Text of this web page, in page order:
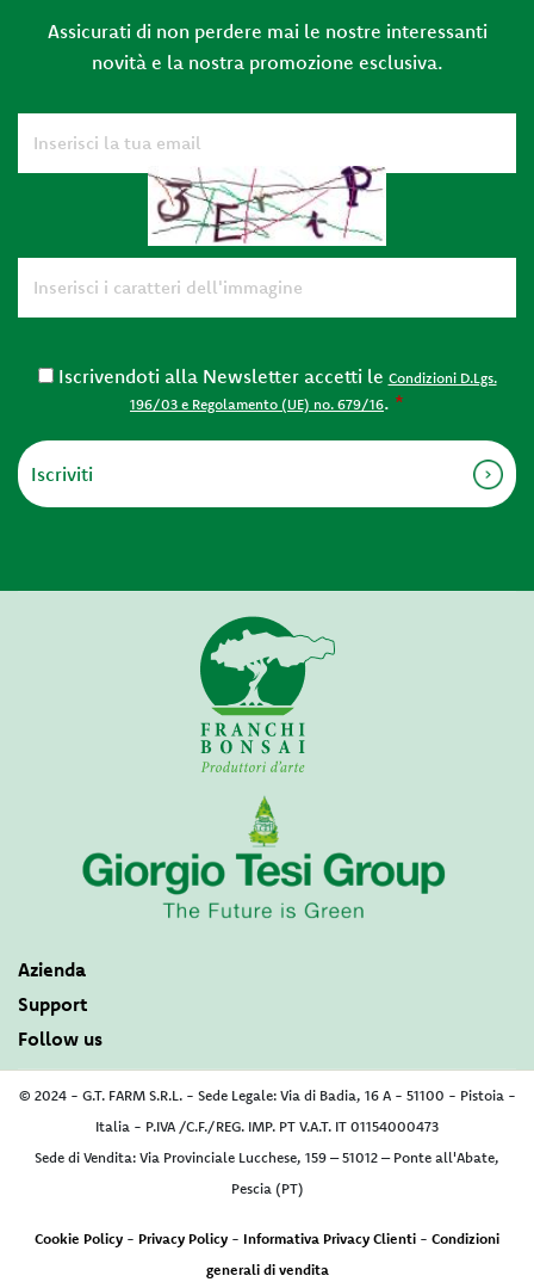
Assicurati di non perdere mai le nostre interessanti
novità e la nostra promozione esclusiva.
Iscrivendoti alla Newsletter accetti le Condizioni D.Lgs.
196/03 e Regolamento (UE) no. 679/16. *
Azienda
Support
Follow us
© 2024 - G.T. FARM S.R.L. - Sede Legale: Via di Badia, 16 A - 51100 - Pistoia -
Italia - P.IVA /C.F./REG. IMP. PT V.A.T. IT 01154000473
Sede di Vendita: Via Provinciale Lucchese, 159 – 51012 – Ponte all'Abate,
Pescia (PT)
Cookie Policy - Privacy Policy - Informativa Privacy Clienti - Condizioni
generali di vendita